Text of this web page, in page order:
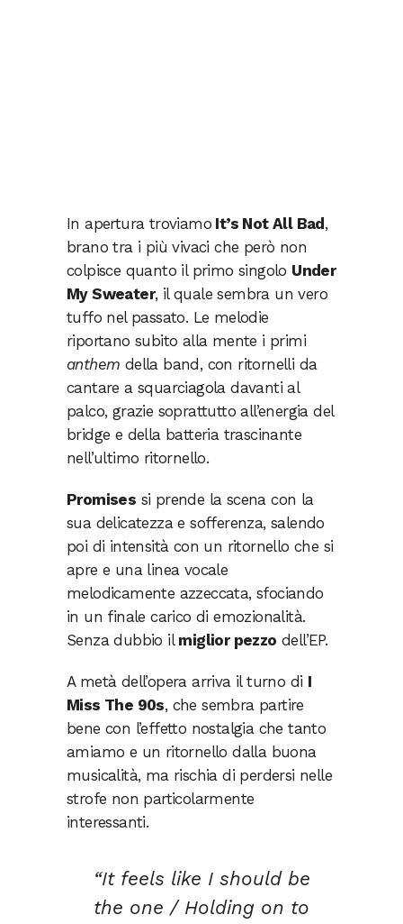
In apertura troviamo It’s Not All Bad ,
brano tra i più vivaci che però non
colpisce quanto il primo singolo Under
My Sweater, il quale sembra un vero
tuffo nel passato. Le melodie
riportano subito alla mente i primi
anthem della band, con ritornelli da
cantare a squarciagola davanti al
palco, grazie soprattutto all’energia del
bridge e della batteria trascinante
nell’ultimo ritornello.
Promises si prende la scena con la
sua delicatezza e sofferenza, salendo
poi di intensità con un ritornello che si
apre e una linea vocale
melodicamente azzeccata, sfociando
in un finale carico di emozionalità.
Senza dubbio il miglior pezzo dell’EP.
A metà dell’opera arriva il turno di I
Miss The 90s, che sembra partire
bene con l’effetto nostalgia che tanto
amiamo e un ritornello dalla buona
musicalità, ma rischia di perdersi nelle
strofe non particolarmente
interessanti.
“It feels like I should be
the one / Holding on to